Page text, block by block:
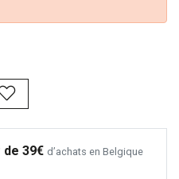
39€ d’achats en Belgique